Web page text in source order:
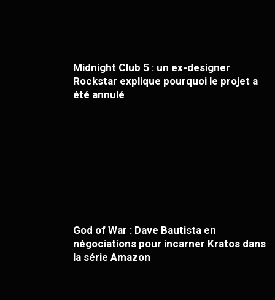
Midnight Club 5 : un ex-designer
Rockstar explique pourquoi le projet a
été annulé
God of War : Dave Bautista en
négociations pour incarner Kratos dans
la série Amazon